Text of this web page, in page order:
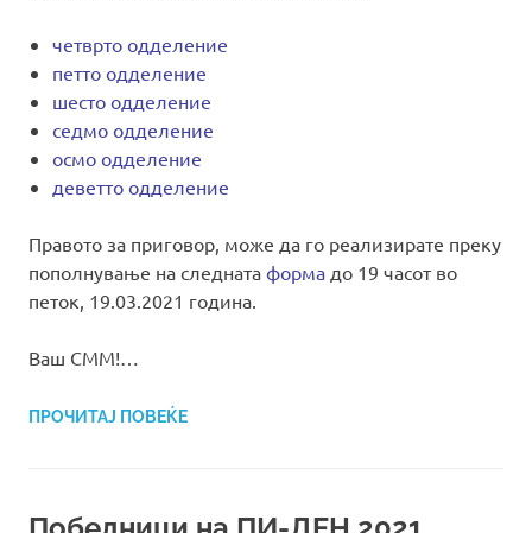
четврто одделение
петто одделение
шесто одделение
седмо одделение
осмо одделение
деветто одделение
Правото за приговор, може да го реализирате преку
пополнување на следната форма до 19 часот во
петок, 19.03.2021 година.
Ваш СММ!…
ПРОЧИТАЈ ПОВЕЌЕ